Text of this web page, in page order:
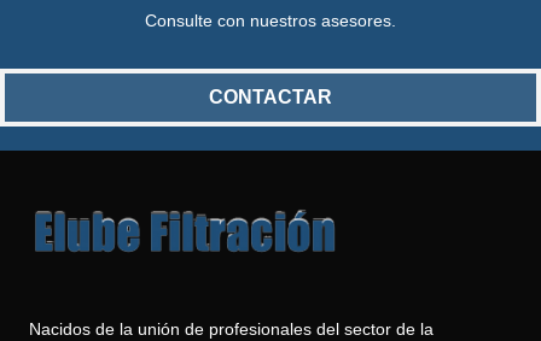
Consulte con nuestros asesores.
CONTACTAR
Nacidos de la unión de profesionales del sector de la